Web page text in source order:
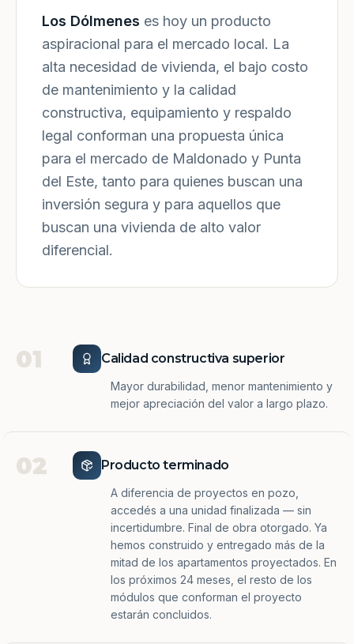
Los Dólmenes es hoy un producto
aspiracional para el mercado local. La
alta necesidad de vivienda, el bajo costo
de mantenimiento y la calidad
constructiva, equipamiento y respaldo
legal conforman una propuesta única
para el mercado de Maldonado y Punta
del Este, tanto para quienes buscan una
inversión segura y para aquellos que
buscan una vivienda de alto valor
diferencial.
01 Calidad constructiva superior
Mayor durabilidad, menor mantenimiento y
mejor apreciación del valor a largo plazo.
02 Producto terminado
A diferencia de proyectos en pozo,
accedés a una unidad finalizada — sin
incertidumbre. Final de obra otorgado. Ya
hemos construido y entregado más de la
mitad de los apartamentos proyectados. En
los próximos 24 meses, el resto de los
módulos que conforman el proyecto
estarán concluidos.